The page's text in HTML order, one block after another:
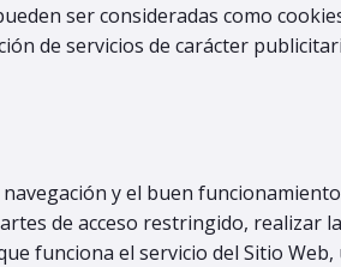
ser consideradas como
de servicios de carácter
y el buen
de acceso restringido,
funciona el servicio del Sitio